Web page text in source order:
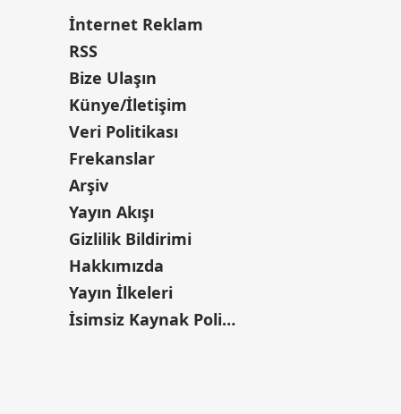
İnternet Reklam
RSS
Bize Ulaşın
Künye/İletişim
Veri Politikası
Frekanslar
Arşiv
Yayın Akışı
Gizlilik Bildirimi
Hakkımızda
Yayın İlkeleri
İsimsiz Kaynak Politikası